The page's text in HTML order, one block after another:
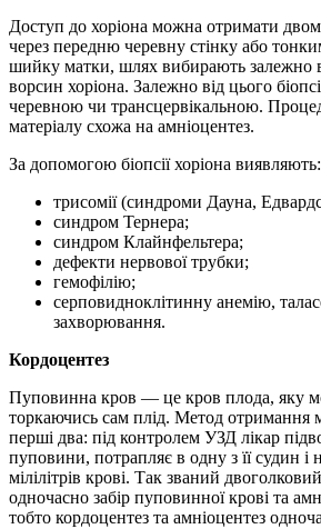
Доступ до хоріона можна отримати
через передню черевну стінку або
шийку матки, шлях вибирають залежно
ворсин хоріона. Залежно від цього
черевною чи трансцервікальною.
матеріалу схожа на амніоцентез.
За допомогою біопсії хоріона виявляють:
трисомії (синдроми Дауна,
синдром Тернера;
синдром Клайнфельтера;
дефекти нервової трубки;
гемофілію;
серповидноклітинну анемію,
захворювання.
Кордоцентез
Пуповинна кров — це кров плода, яку
торкаючись сам плід. Метод отримання
перші два: під контролем УЗД лікар
пуповини, потрапляє в одну з її судин і
мілілітрів крові. Так званий
одночасно забір пуповинної крові та
тобто кордоцентез та амніоцентез